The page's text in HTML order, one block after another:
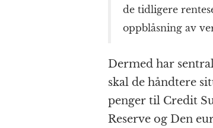
de tidligere
oppblåsning av
Dermed har
skal de håndtere
penger til Credit
Reserve og Den